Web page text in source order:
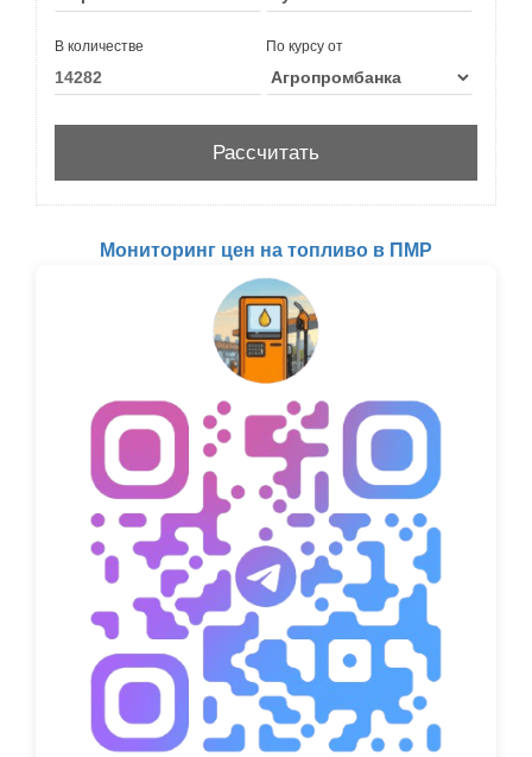
В количестве По курсу от
Мониторинг цен на топливо в ПМР